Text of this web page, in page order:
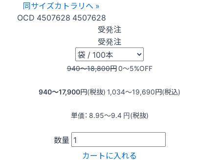
同サイズカトラリへ »
OCD 4507628 4507628
受発注
受発注
940〜18,800円0〜5%OFF
940〜17,900円(税抜) 1,034〜19,690円(税込)
単価： 8.95〜9.4 円(税抜)
数量
カートに入れる